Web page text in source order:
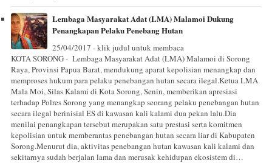
Lembaga Masyarakat Adat (LMA) Malamoi Dukung
Penangkapan Pelaku Penebang Hutan
25/04/2017 - klik judul untuk membaca
KOTA SORONG - Lembaga Masyarakat Adat (LMA) Malamoi di Sorong
Raya, Provinsi Papua Barat, mendukung aparat kepolisian menangkap dan
memproses hukum para pelaku penebangan hutan secara ilegal.Ketua LMA
Mala Moi, Silas Kalami di Kota Sorong, Senin, memberikan apresiasi
terhadap Polres Sorong yang menangkap seorang pelaku penebangan hutan
secara ilegal berinisial ES di kawasan kali kalami dua pekan lalu.Dia
menilai penangkapan tersebut merupakan satu prestasi serta komitmen
kepolisian untuk memberantas penebangan hutan secara liar di Kabupaten
Sorong.Menurut dia, aktivitas penebangan hutan kawasan kali kalami dan
sekitarnya sudah berjalan lama dan merusak kehidupan ekosistem di…